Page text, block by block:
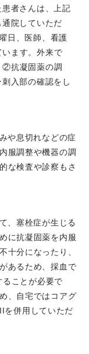
がCirculation
がCirculation
Case reportが
誌にPublishされ
がEuropean
されました。
がCirculation
が
がEuropean
されました。
にて、松尾晃樹医
しました。
姫健康講座の講
of the
院)が選出されま
者さんは、上記
院していただ
日、医師、看護
ます。外来で
②抗凝固薬の調
入部の確認をし
や息切れなどの症
服調整や機器の調
な検査や診察もさ
、塞栓症が生じる
に抗凝固薬を内服
十分になったり、
あるため、採血で
ることが必要で
、自宅ではコアグ
併用していただ